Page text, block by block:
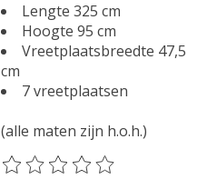
Lengte 325 cm
Hoogte 95 cm
Vreetplaatsbreedte 47,5
cm
7 vreetplaatsen
(alle maten zijn h.o.h.)
De beoordeling van dit